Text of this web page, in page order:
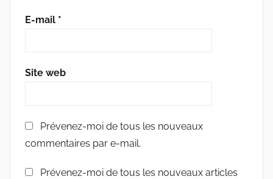
E-mail *
Site web
Prévenez-moi de tous les nouveaux
commentaires par e-mail.
Prévenez-moi de tous les nouveaux articles